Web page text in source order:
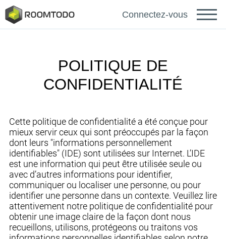
Se connecter pour obtenir de
l'aide
ou
Email
Merci pour votre inscription
Nous vous enverrons sous peu un e-mail contenant un
Un lien de récupération de mot de passe a été
envoyé à votre adresse e-mail.
Connectez-vous
Português
POLITIQUE DE
CONFIDENTIALITÉ
Cette politique de confidentialité a été conçue pour
mieux servir ceux qui sont préoccupés par la façon
dont leurs "informations personnellement
identifiables" (IDE) sont utilisées sur Internet. L’IDE
est une information qui peut être utilisée seule ou
avec d’autres informations pour identifier,
communiquer ou localiser une personne, ou pour
identifier une personne dans un contexte. Veuillez lire
attentivement notre politique de confidentialité pour
obtenir une image claire de la façon dont nous
recueillons, utilisons, protégeons ou traitons vos